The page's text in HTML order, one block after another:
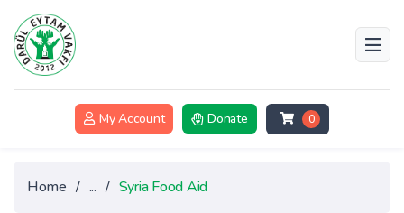
My Account Donate 0
Home / ... / Syria Food Aid